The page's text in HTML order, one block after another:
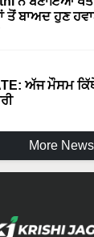
ਤੋਂ ਬਾਅਦ ਹੁਣ
ਅੱਜ ਮੌਸਮ
More News